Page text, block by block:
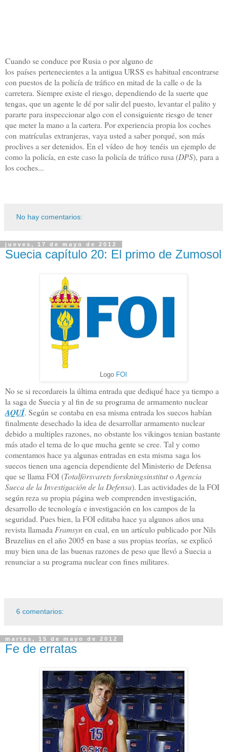
Cuando se conduce por Rusia o por alguno de
los países pertenecientes a la antigua URSS es habitual encontrarse
con puestos de la policía de tráfico en mitad de la calle o de la
carretera. Siempre existe el riesgo, dependiendo de la suerte que
tengas, que un agente le dé por salir del puesto, levantar el palito y
pararte para inspeccionar algo con el consiguiente riesgo de tener
que meter la mano a la cartera. Por experiencia propia los coches
con matrículas extranjeras, vaya usted a saber porqué, son más
proclives a ser detenidos. En el vídeo de hoy tenéis un ejemplo de
como la policía, en este caso la policía de tráfico rusa (DPS), para a
los coches...
No hay comentarios:
jueves, 17 de mayo de 2012
Suecia capítulo 20: El primo de Zumosol
Logo FOI
No se si recordareis la última entrada que dediqué hace ya tiempo a
la saga de Suecia y al fin de su programa de armamento nuclear
AQUÍ. Según se contaba en esa misma entrada los suecos habían
finalmente desechado la idea de desarrollar armamento nuclear
debido a multiples razones, no obstante los vikingos tenian bastante
más atado el tema de lo que mucha gente se cree. Tal y como
comentamos hace ya algunas entradas en esta misma saga los
suecos tienen una agencia dependiente del Ministerio de Defensa
que se llama FOI (Totalförsvarets forskningsinstitutoAgencia
Sueca de la Investigación de la Defensa). Las actividades de la FOI
según reza su propia página web comprenden investigación,
desarrollo de tecnología e investigación en los campos de la
seguridad. Pues bien, la FOI editaba hace ya algunos años una
revista llamada Framsynen cual, en un artículo publicado por Nils
Bruzelius en el año 2005 en base a sus propias teorías, se explicó
muy bien una de las buenas razones de peso que llevó a Suecia a
renunciar a su programa nuclear con fines militares.
6 comentarios:
martes, 15 de mayo de 2012
Fe de erratas